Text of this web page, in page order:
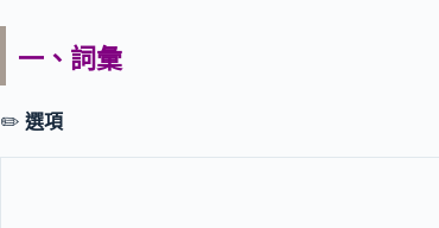
一、詞彙
✏️ 選項